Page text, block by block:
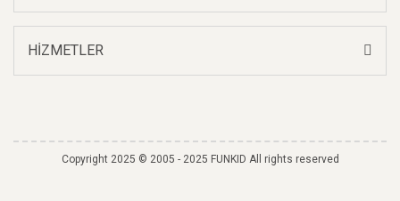
HİZMETLER
Copyright 2025 © 2005 - 2025 FUNKID All rights reserved